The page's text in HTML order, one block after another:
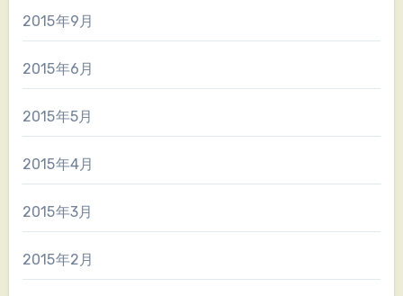
2015年9月
2015年6月
2015年5月
2015年4月
2015年3月
2015年2月